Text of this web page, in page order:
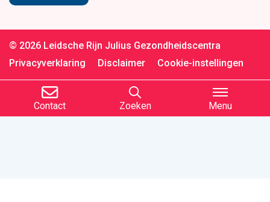
© 2026 Leidsche Rijn Julius Gezondheidscentra
Privacyverklaring
Disclaimer Cookie-instellingen
Contact Zoeken Menu